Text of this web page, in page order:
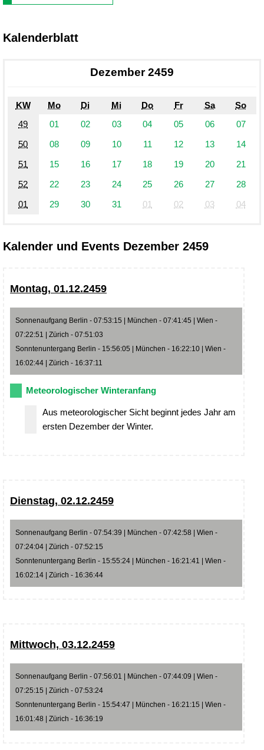
Kalenderblatt
Dezember 2459
KW Mo Di Mi Do Fr Sa
So
49
01 02 03 04 05 06
07
50
08 09 10 11 12 13
14
51
15 16 17 18 19 20
21
52
22 23 24 25 26 27
28
01
29 30 31 01 02 03 04
Kalender und Events Dezember 2459
Montag, 01.12.2459
Sonnenaufgang Berlin - 07:53:15 | München - 07:41:45 | Wien -
07:22:51 | Zürich - 07:51:03
Sonntenuntergang Berlin - 15:56:05 | München - 16:22:10 | Wien -
16:02:44 | Zürich - 16:37:11
Meteorologischer Winteranfang
Aus meteorologischer Sicht beginnt jedes Jahr am
ersten Dezember der Winter.
Dienstag, 02.12.2459
Sonnenaufgang Berlin - 07:54:39 | München - 07:42:58 | Wien -
07:24:04 | Zürich - 07:52:15
Sonntenuntergang Berlin - 15:55:24 | München - 16:21:41 | Wien -
16:02:14 | Zürich - 16:36:44
Mittwoch, 03.12.2459
Sonnenaufgang Berlin - 07:56:01 | München - 07:44:09 | Wien -
07:25:15 | Zürich - 07:53:24
Sonntenuntergang Berlin - 15:54:47 | München - 16:21:15 | Wien -
16:01:48 | Zürich - 16:36:19